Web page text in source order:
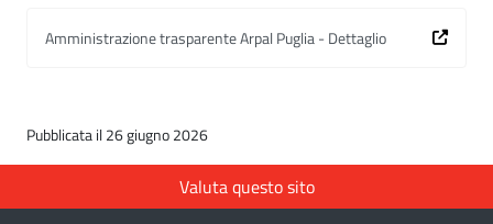
Amministrazione trasparente Arpal Puglia - Dettaglio
Pubblicata il 26 giugno 2026
Valuta questo sito